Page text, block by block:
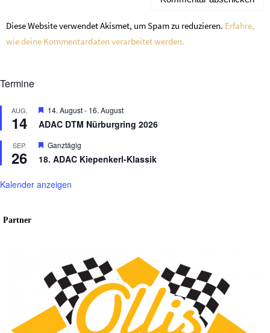
Diese Website verwendet Akismet, um Spam zu reduzieren. Erfahre,
wie deine Kommentardaten verarbeitet werden.
Termine
AUG.
14
Hervorgehoben
14. August- 16. August
ADAC DTM Nürburgring 2026
SEP.
26
Hervorgehoben
Ganztägig
18. ADAC Kiepenkerl-Klassik
Kalender anzeigen
Partner